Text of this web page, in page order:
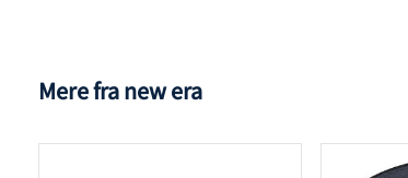
Mere fra new era